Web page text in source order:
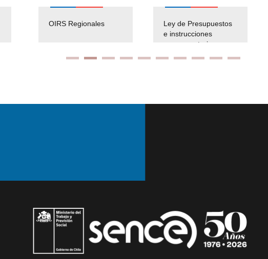
OIRS Regionales
Ley de Presupuestos
e instrucciones
presuspuetarias